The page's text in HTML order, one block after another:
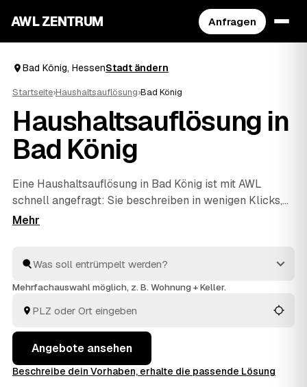
AWL ZENTRUM Anfragen
Bad König, HessenStadt ändern
Startseite›Haushaltsauflösung›Bad König
Haushaltsauflösung in
Bad König
Eine Haushaltsauflösung in Bad König ist mit AWL
schnell angefragt: Sie beschreiben in wenigen Klicks,
was raus soll, und bekommen dafür Festpreis-
einem Nachlass – die Profis räumen aus, entsorgen
fachgerecht und rechnen verwertbare Gegenstände auf
Sie die Angebote rund um Bad König bis
Michelstadt
undBreubergin Ruhe an einem Ort.
Mehrfachauswahl möglich, z. B. Wohnung + Keller.
Angebote ansehen
Beschreibe dein Vorhaben, erhalte die passende Lösung